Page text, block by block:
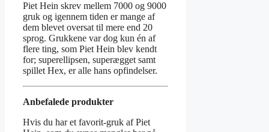
Piet Hein skrev mellem 7000 og 9000
gruk og igennem tiden er mange af
dem blevet oversat til mere end 20
sprog. Grukkene var dog kun én af
flere ting, som Piet Hein blev kendt
for; superellipsen, superægget samt
spillet Hex, er alle hans opfindelser.
Anbefalede produkter
Hvis du har et favorit-gruk af Piet